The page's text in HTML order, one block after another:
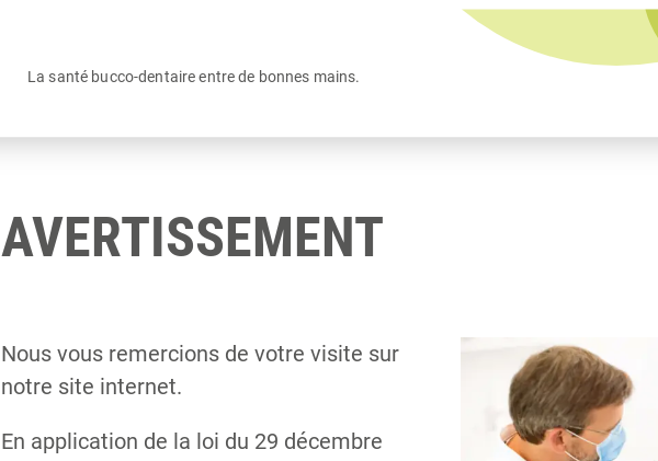
La santé bucco-dentaire entre de bonnes mains.
AVERTISSEMENT
Nous vous remercions de votre visite sur
notre site internet.
En application de la loi du 29 décembre